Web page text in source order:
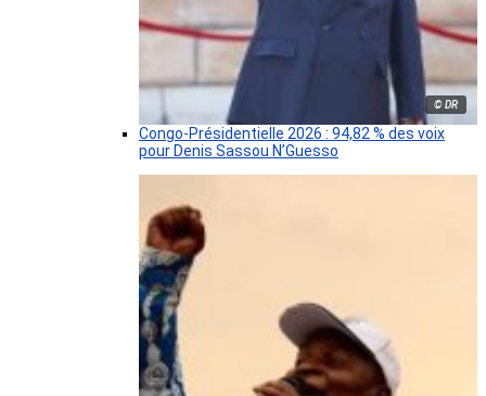
© DR
Congo-Présidentielle 2026 : 94,82 % des voix
pour Denis Sassou N’Guesso